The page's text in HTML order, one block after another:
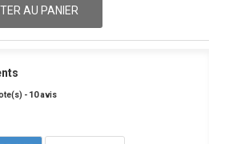
AU PANIER
- 10avis